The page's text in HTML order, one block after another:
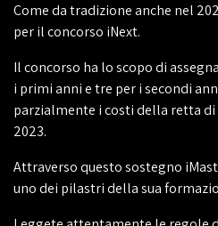
Come da tradizione anche nel
per il concorso iNext.
Il concorso ha lo scopo di
i primi anni e tre per i secondi
parzialmente i costi della retta di
2023.
Attraverso questo sostegno
uno dei pilastri della sua